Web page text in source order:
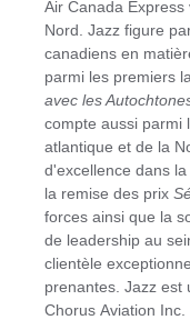
Air Canada
Nord. Jazz figure
canadiens en
parmi les premiers
avec les
compte aussi parmi
atlantique et de la
d'excellence dans
la remise des prix
forces ainsi que la
de leadership au
clientèle
prenantes. Jazz est
Chorus Aviation Inc.